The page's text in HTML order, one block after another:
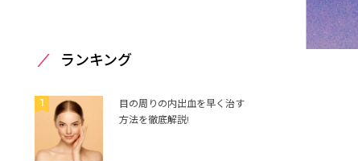
ランキング
1
目の周りの内出血を早く治す
方法を徹底解説!